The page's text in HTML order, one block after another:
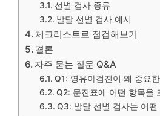
선별 검사 종류
발달 선별 검사 예시
체크리스트로 점검해보기
결론
자주 묻는 질문 Q&A
Q1: 영유아검진이 왜 중요
Q2: 문진표에 어떤 항목을
Q3: 발달 선별 검사는 어떤